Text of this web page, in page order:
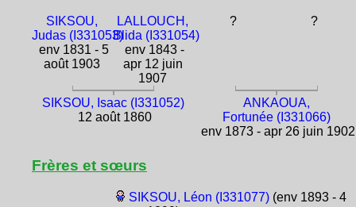
SIKSOU,
Judas (I331053)
env 1831 - 5
août 1903
LALLOUCH,
Blida (I331054)
env 1843 -
apr 12 juin
1907
? ?
SIKSOU, Isaac (I331052)
12 août 1860
ANKAOUA,
Fortunée (I331066)
env 1873 - apr 26 juin 1902
Frères et sœurs
SIKSOU, Léon (I331077)(env 1893 - 4